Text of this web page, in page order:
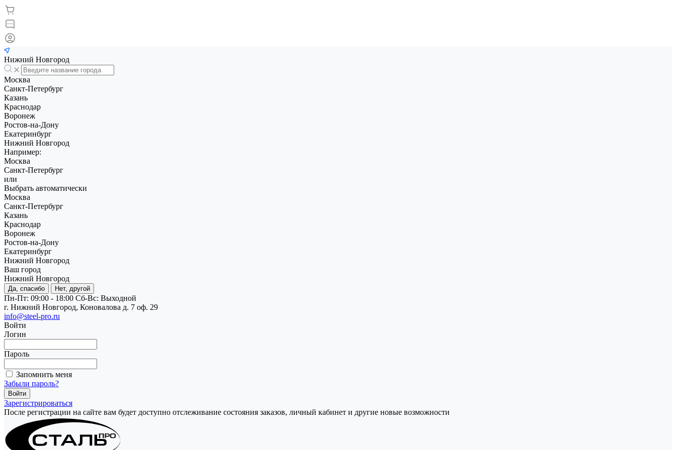
Нижний Новгород
Москва
Санкт-Петербург
Казань
Краснодар
Воронеж
Ростов-на-Дону
Екатеринбург
Нижний Новгород
Например:
Москва
Санкт-Петербург
или
Выбрать автоматически
Москва
Санкт-Петербург
Казань
Краснодар
Воронеж
Ростов-на-Дону
Екатеринбург
Нижний Новгород
Ваш город
Нижний Новгород
Да, спасибо Нет, другой
Пн-Пт: 09:00 - 18:00 Cб-Вс: Выходной
г. Нижний Новгород, Коновалова д. 7 оф. 29
info@steel-pro.ru
Войти
Логин
Пароль
Запомнить меня
Забыли пароль?
Зарегистрироваться
После регистрации на сайте вам будет доступно отслеживание состояния заказов, личный кабинет и другие новые возможности